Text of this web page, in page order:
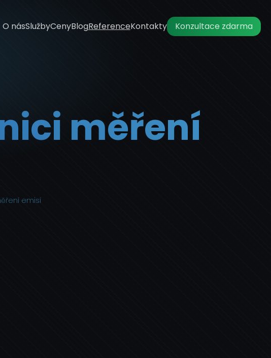
O násSlužbyCenyBlogReferenceKontakty Konzultace zdarma
měření
emisí